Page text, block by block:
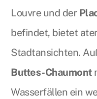
Louvre und der
befindet, bietet
Stadtansichten.
Buttes-Chaumont
Wasserfällen ein